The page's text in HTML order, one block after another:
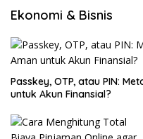
Ekonomi & Bisnis
Passkey, OTP, atau PIN:
untuk Akun Finansial?